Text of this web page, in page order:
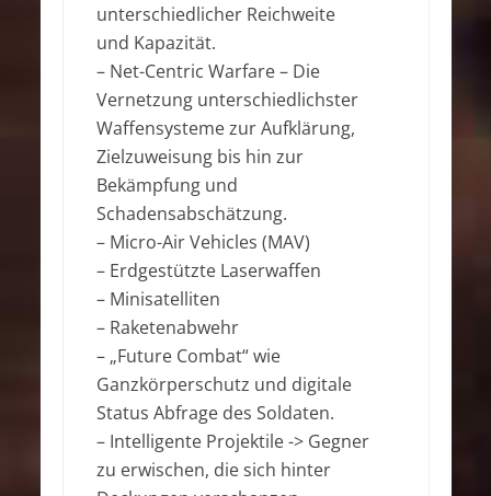
unterschiedlicher Reichweite
und Kapazität.
– Net-Centric Warfare – Die
Vernetzung unterschiedlichster
Waffensysteme zur Aufklärung,
Zielzuweisung bis hin zur
Bekämpfung und
Schadensabschätzung.
– Micro-Air Vehicles (MAV)
– Erdgestützte Laserwaffen
– Minisatelliten
– Raketenabwehr
– „Future Combat“ wie
Ganzkörperschutz und digitale
Status Abfrage des Soldaten.
– Intelligente Projektile -> Gegner
zu erwischen, die sich hinter